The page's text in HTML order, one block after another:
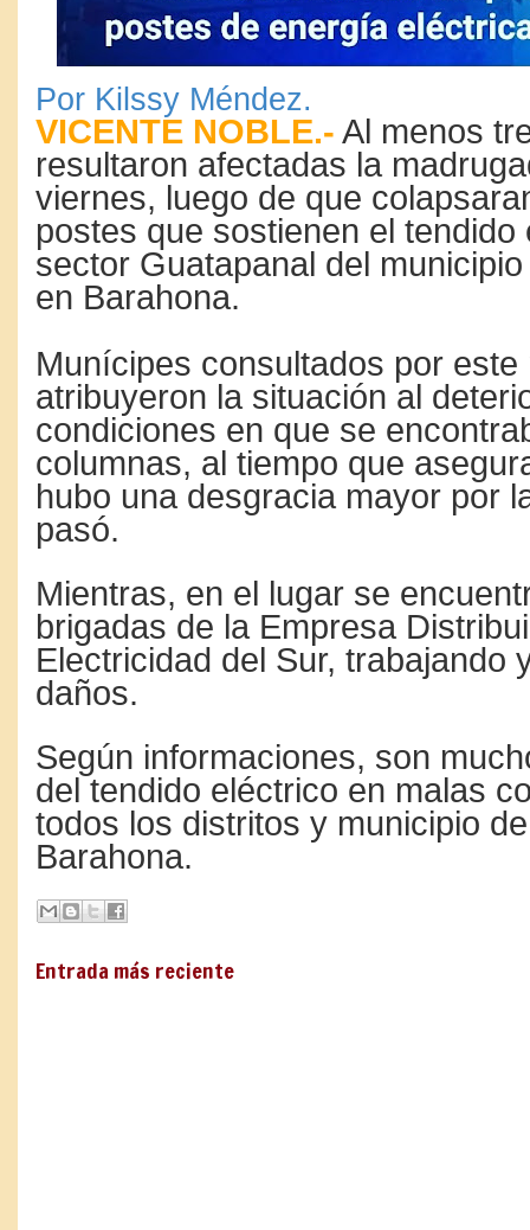
Por Kilssy Méndez.
VICENTE NOBLE.- Al menos
resultaron afectadas la
viernes, luego de que
postes que sostienen el tendido
sector Guatapanal del
en Barahona.
Munícipes consultados por este
atribuyeron la situación al
condiciones en que se
columnas, al tiempo que
hubo una desgracia mayor por
pasó.
Mientras, en el lugar se
brigadas de la Empresa
Electricidad del Sur, trabajando
daños.
Según informaciones, son
del tendido eléctrico en malas
todos los distritos y municipio
Barahona.
Entrada más reciente